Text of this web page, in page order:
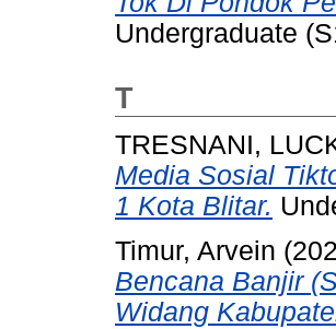
Undergraduate
T
TRESNANI,
Media Sosial
1 Kota Blitar.
Timur, Arvein
Bencana Banjir
Widang